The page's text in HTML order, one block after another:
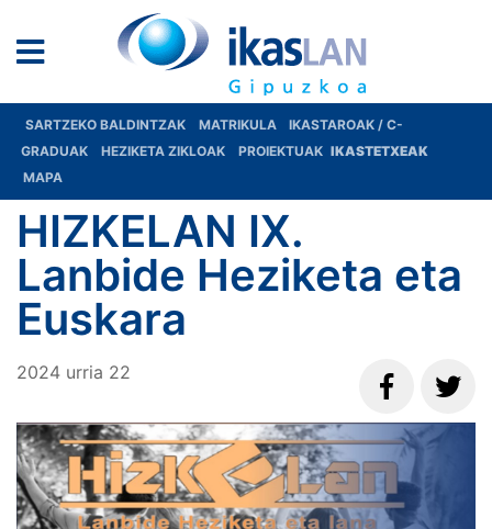
SARTZEKO BALDINTZAK MATRIKULA
IKASTAROAK / C-
GRADUAK
HEZIKETA ZIKLOAK PROIEKTUAK IKASTETXEAK
MAPA
HIZKELAN IX.
Lanbide Heziketa eta
Euskara
2024 urria 22